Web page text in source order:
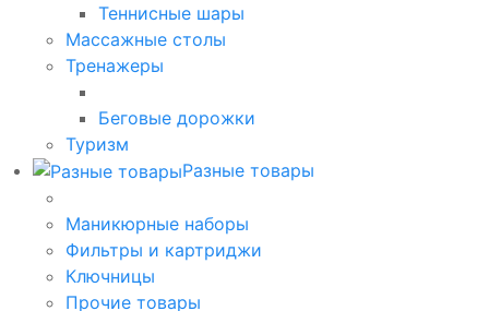
Теннисные шары
Массажные столы
Тренажеры
Беговые дорожки
Туризм
Разные товары
Маникюрные наборы
Фильтры и картриджи
Ключницы
Прочие товары